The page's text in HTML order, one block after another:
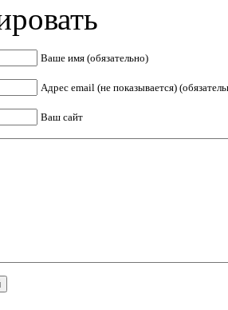
Ваше имя (обязательно)
Адрес email (не показывается)
Ваш сайт